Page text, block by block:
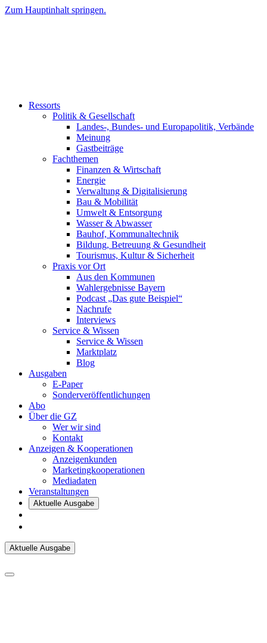
Zum Hauptinhalt springen.
Ressorts
Politik & Gesellschaft
Landes-, Bundes- und Europapolitik, Verbände
Meinung
Gastbeiträge
Fachthemen
Finanzen & Wirtschaft
Energie
Verwaltung & Digitalisierung
Bau & Mobilität
Umwelt & Entsorgung
Wasser & Abwasser
Bauhof, Kommunaltechnik
Bildung, Betreuung & Gesundheit
Tourismus, Kultur & Sicherheit
Praxis vor Ort
Aus den Kommunen
Wahlergebnisse Bayern
Podcast „Das gute Beispiel“
Nachrufe
Interviews
Service & Wissen
Service & Wissen
Marktplatz
Blog
Ausgaben
E-Paper
Sonderveröffentlichungen
Abo
Über die GZ
Wer wir sind
Kontakt
Anzeigen & Kooperationen
Anzeigenkunden
Marketingkooperationen
Mediadaten
Veranstaltungen
Aktuelle Ausgabe
Aktuelle Ausgabe